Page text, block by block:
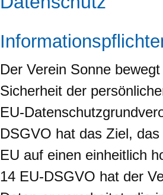
Der Verein Sonne
Sicherheit der
EU-
DSGVO hat das Ziel,
EU auf einen einheitlich
14 EU-DSGVO hat der